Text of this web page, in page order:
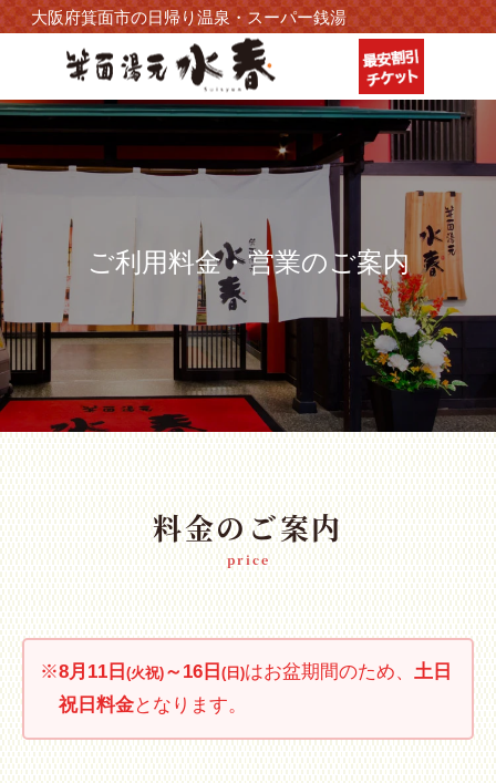
大阪府箕面市の日帰り温泉・スーパー銭湯
ご利用料金・営業のご案内
料金のご案内
price
※8月11日 (火祝) ～16日 (日)はお盆期間のため、 土日
祝日料金となります。